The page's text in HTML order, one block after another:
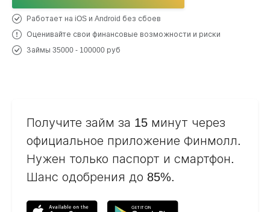
Работает на iOS и Android без сбоев
Оценивайте свои финансовые возможности и риски
Займы 35000 - 100000 руб
Получите займ за 15 минут через
официальное приложение Финмолл.
Нужен только паспорт и смартфон.
Шанс одобрения до 85%.